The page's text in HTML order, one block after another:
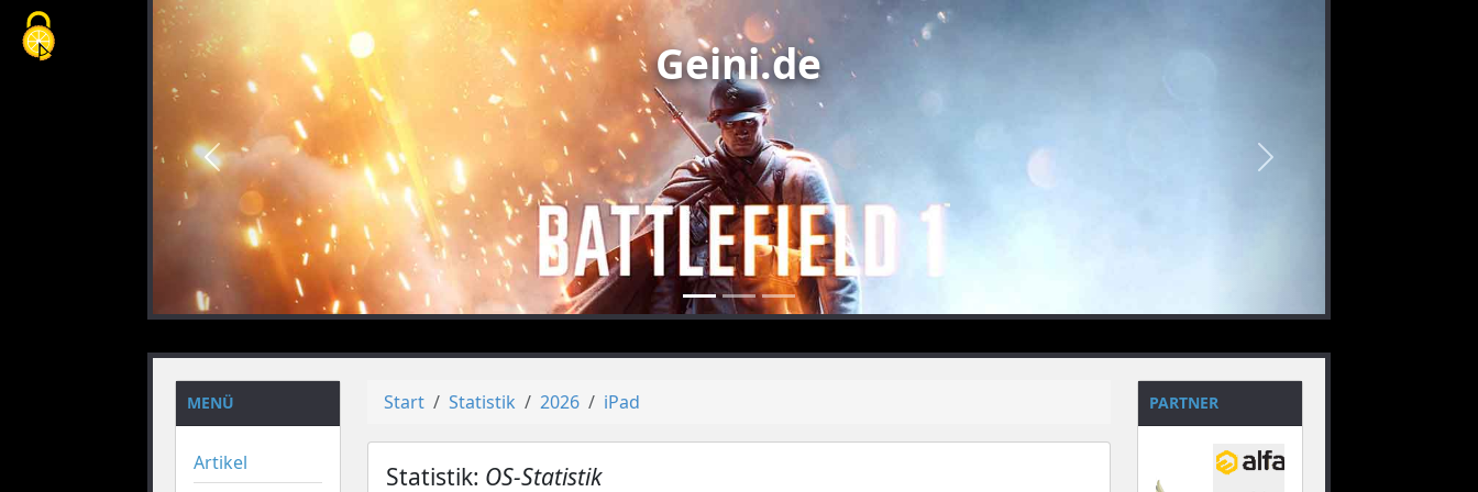
vorheriges nächstes
Geini.de
MENÜ
Artikel
Start Statistik 2026 iPad
Statistik: OS-Statistik
PARTNER
Cookie-Einstellungen